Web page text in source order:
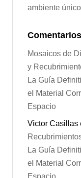
ambiente único
Mosaicos de
y
La Guía
el Material
Espacio
Victor Casillas
La Guía
el Material
Espacio